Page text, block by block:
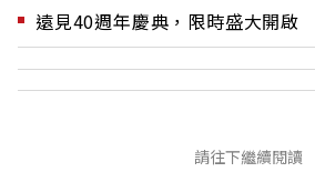
遠見40週年慶典，限時盛大開啟
請往下繼續閱讀